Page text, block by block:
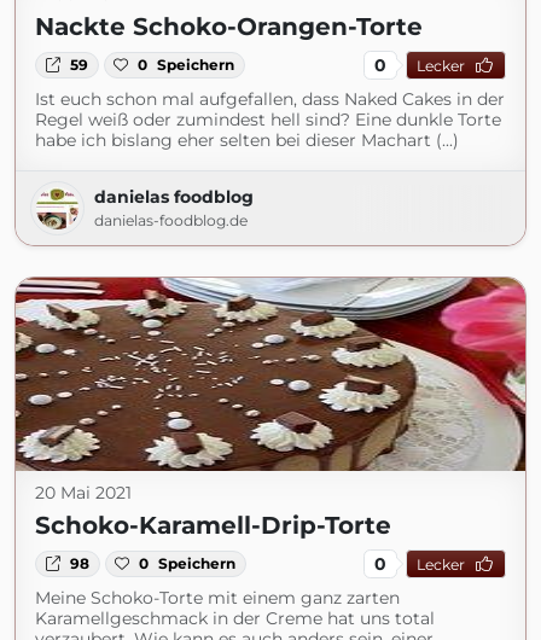
Nackte Schoko-Orangen-Torte
59 0 Speichern 0 Lecker
Ist euch schon mal aufgefallen, dass Naked Cakes in der
Regel weiß oder zumindest hell sind? Eine dunkle Torte
habe ich bislang eher selten bei dieser Machart (...)
danielas foodblog
danielas-foodblog.de
20 Mai 2021
Schoko-Karamell-Drip-Torte
98 0 Speichern 0 Lecker
Meine Schoko-Torte mit einem ganz zarten
Karamellgeschmack in der Creme hat uns total